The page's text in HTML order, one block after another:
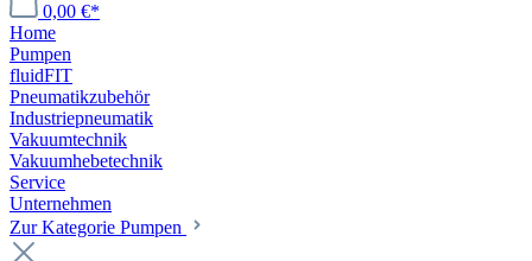
0,00 €*
Home
Pumpen
fluidFIT
Pneumatikzubehör
Industriepneumatik
Vakuumtechnik
Vakuumhebetechnik
Service
Unternehmen
Zur Kategorie Pumpen